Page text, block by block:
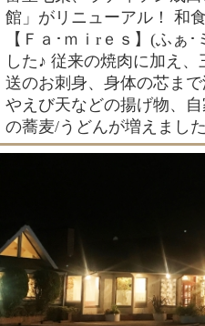
館」がリニューアル！ 和
【Ｆａ･ｍｉrｅｓ】(ふぁ
した♪ 従来の焼肉に加え
送のお刺身、身体の芯ま
やえび天などの揚げ物、
の蕎麦/うどんが増えました